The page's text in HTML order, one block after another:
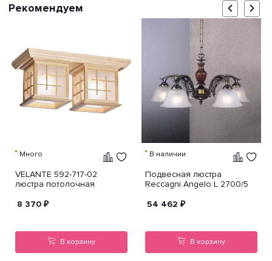
Рекомендуем
Много
VELANTE 592-717-02
люстра потолочная
8 370 ₽
В корзину
В наличии
Подвесная люстра
Reccagni Angelo L 2700/5
54 462 ₽
В корзину